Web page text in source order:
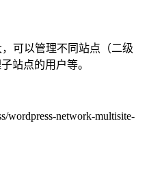
可以管理不同站点（二级
站点的用户等。
wordpress-network-multisite-